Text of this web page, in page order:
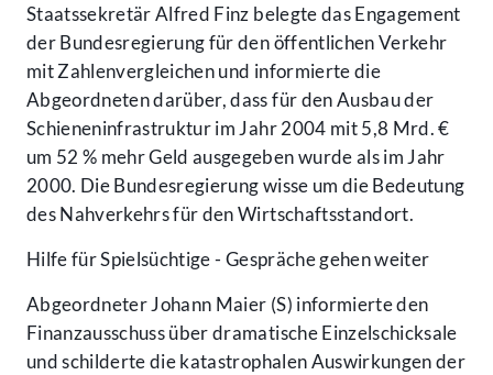
Staatssekretär Alfred Finz belegte das Engagement
der Bundesregierung für den öffentlichen Verkehr
mit Zahlenvergleichen und informierte die
Abgeordneten darüber, dass für den Ausbau der
Schieneninfrastruktur im Jahr 2004 mit 5,8 Mrd. €
um 52 % mehr Geld ausgegeben wurde als im Jahr
2000. Die Bundesregierung wisse um die Bedeutung
des Nahverkehrs für den Wirtschaftsstandort.
Hilfe für Spielsüchtige - Gespräche gehen weiter
Abgeordneter Johann Maier (S) informierte den
Finanzausschuss über dramatische Einzelschicksale
und schilderte die katastrophalen Auswirkungen der